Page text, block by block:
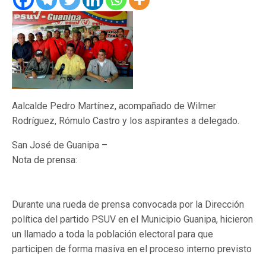
Aalcalde Pedro Martínez, acompañado de Wilmer
Rodríguez, Rómulo Castro y los aspirantes a delegado.
San José de Guanipa –
Nota de prensa:
Durante una rueda de prensa convocada por la Dirección
política del partido PSUV en el Municipio Guanipa, hicieron
un llamado a toda la población electoral para que
participen de forma masiva en el proceso interno previsto